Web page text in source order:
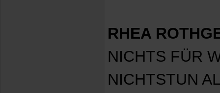
RHEA
NICHTS FÜR
NICHTSTUN